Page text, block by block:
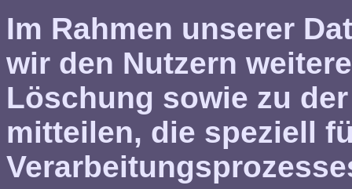
Im Rahmen unserer
wir den Nutzern
Löschung sowie zu
mitteilen, die speziell